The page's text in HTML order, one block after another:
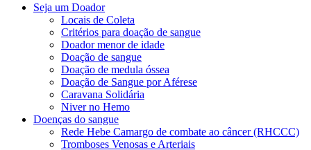
Seja um Doador
Locais de Coleta
Critérios para doação de sangue
Doador menor de idade
Doação de sangue
Doação de medula óssea
Doação de Sangue por Aférese
Caravana Solidária
Niver no Hemo
Doenças do sangue
Rede Hebe Camargo de combate ao câncer (RHCCC)
Tromboses Venosas e Arteriais